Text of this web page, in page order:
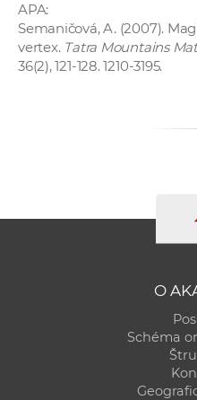
APA:
Semaničová, A. (2007).
vertex. Tatra Mountains
36(2), 121-128. 1210-3195.
O
Schéma